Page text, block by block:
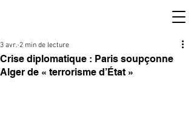
Crise diplomatique : Paris soupçonne
Alger de « terrorisme d’État »
3 avr. 2 min de lecture